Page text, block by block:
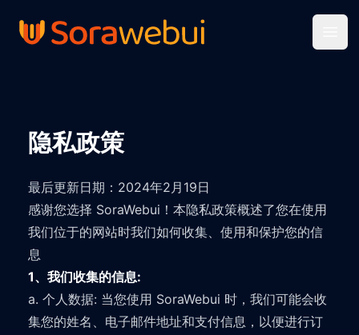
隐私政策
最后更新日期：2024年2月19日
感谢您选择 SoraWebui！本隐私政策概述了您在使用
我们位于的网站时我们如何收集、使用和保护您的信
息
1、我们收集的信息:
a. 个人数据: 当您使用 SoraWebui 时，我们可能会收
集您的姓名、电子邮件地址和支付信息，以便进行订